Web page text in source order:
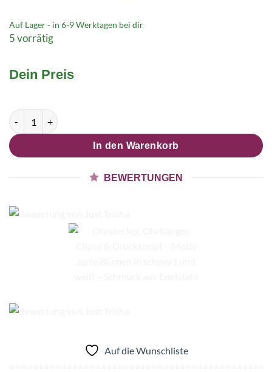
Auf Lager - in 6-9 Werktagen bei dir
5 vorrätig
Dein Preis
Ohrstecker, Ohrhänger, Clipse & Druckknopf – Motiv zarte
In den Warenkorb
BEWERTUNGEN
Auf die Wunschliste